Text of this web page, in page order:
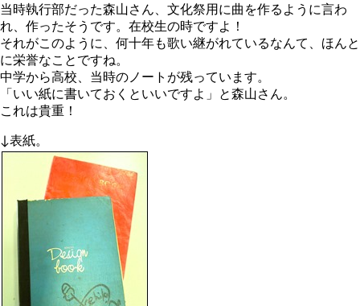
当時執行部だった森山さん、文化祭用に曲を作るように言わ
れ、作ったそうです。在校生の時ですよ！
それがこのように、何十年も歌い継がれているなんて、ほんと
に栄誉なことですね。
中学から高校、当時のノートが残っています。
「いい紙に書いておくといいですよ」と森山さん。
これは貴重！
↓表紙。